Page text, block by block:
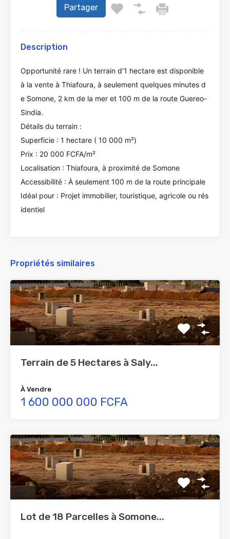
Partager
Description
Opportunité rare ! Un terrain d’1 hectare est disponible
à la vente à Thiafoura, à seulement quelques minutes d
e Somone, 2 km de la mer et 100 m de la route Guereo-
Sindia.
Détails du terrain :
Superficie : 1 hectare ( 10 000 m²)
Prix : 20 000 FCFA/m²
Localisation : Thiafoura, à proximité de Somone
Accessibilité : À seulement 100 m de la route principale
Idéal pour : Projet immobilier, touristique, agricole ou rés
identiel
Propriétés similaires
Terrain de 5 Hectares à Saly...
À Vendre
1 600 000 000 FCFA
Lot de 18 Parcelles à Somone...